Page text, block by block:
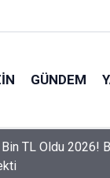
GÜNDEM
3 İhlal